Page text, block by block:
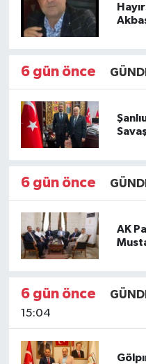
6 gün önce
6 gün önce
AK
6 gün önce
15:04